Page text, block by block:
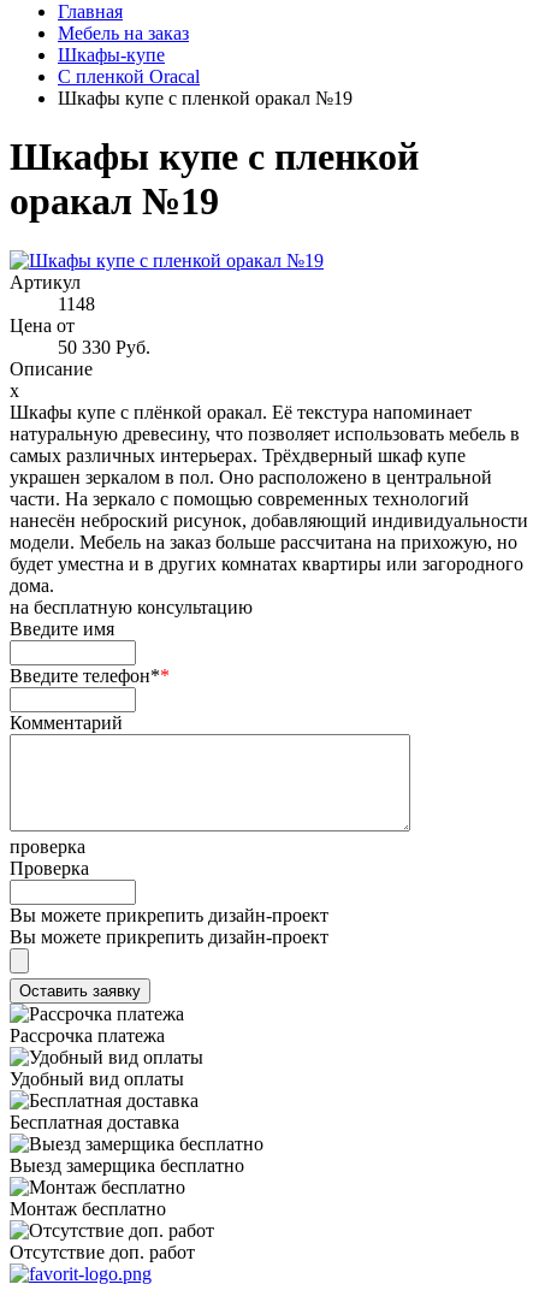
Главная
Мебель на заказ
Шкафы-купе
С пленкой Oracal
Шкафы купе с пленкой оракал №19
Шкафы купе с пленкой
оракал №19
Артикул
1148
Цена от
50 330 Руб.
Описание
x
Шкафы купе с плёнкой оракал. Её текстура напоминает
натуральную древесину, что позволяет использовать мебель в
самых различных интерьерах. Трёхдверный шкаф купе
украшен зеркалом в пол. Оно расположено в центральной
части. На зеркало с помощью современных технологий
нанесён неброский рисунок, добавляющий индивидуальности
модели. Мебель на заказ больше рассчитана на прихожую, но
будет уместна и в других комнатах квартиры или загородного
дома.
на бесплатную консультацию
Введите имя
Введите телефон**
Комментарий
проверка
Проверка
Вы можете прикрепить дизайн-проект
Вы можете прикрепить дизайн-проект
Рассрочка платежа
Удобный вид оплаты
Бесплатная доставка
Выезд замерщика бесплатно
Монтаж бесплатно
Отсутствие доп. работ